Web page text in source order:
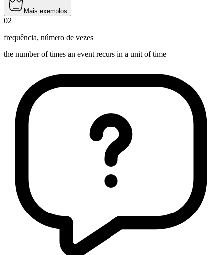
Mais exemplos
02
frequência, número de vezes
the number of times an event recurs in a unit of time